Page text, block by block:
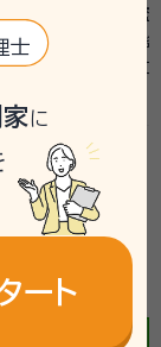
契約後の感想
基本的に以
必要十分な
手続きにかか
》
士
に
ート